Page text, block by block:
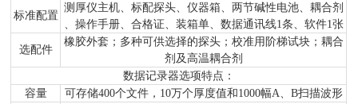
标准配置
测厚仪主机、标配探头、仪器箱、两节碱性电池、耦合剂
、操作手册、合格证、装箱单、数据通讯线1条、软件1张
选配件
橡胶外套；多种可供选择的探头；校准用阶梯试块；耦合
剂及高温耦合剂
数据记录器选项特点：
容量
可存储400个文件，10万个厚度值和1000幅A、B扫描波形